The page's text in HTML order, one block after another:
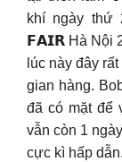
khí ngày
𝗙𝗔𝗜𝗥 Hà Nội
lúc này đây
gian hàng.
đã có mặt để
vẫn còn 1
cực kì hấp dẫn.